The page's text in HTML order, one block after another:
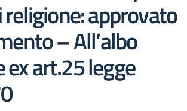
approvato
– All’albo
ex art.25 legge